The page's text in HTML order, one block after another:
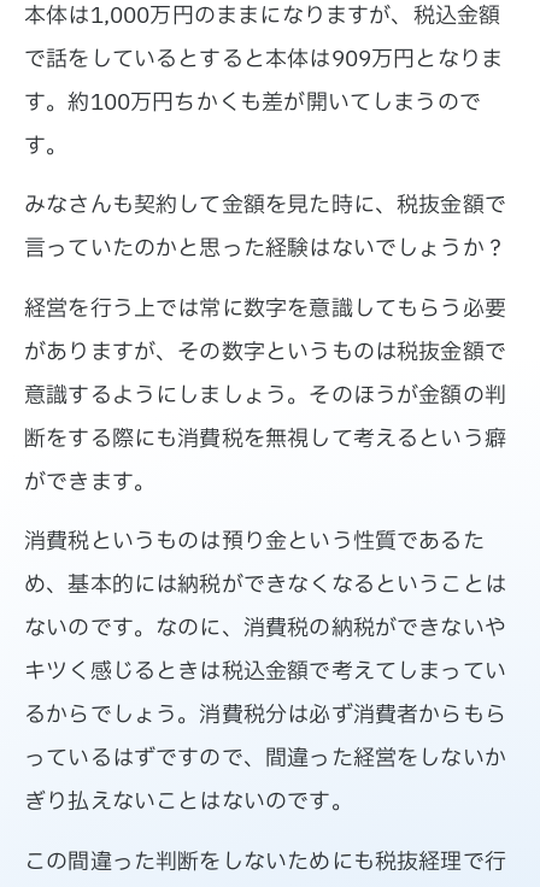
本体は1,000万円のままになりますが、税込金額
で話をしているとすると本体は909万円となりま
す。約100万円ちかくも差が開いてしまうので
す。
みなさんも契約して金額を見た時に、税抜金額で
言っていたのかと思った経験はないでしょうか？
経営を行う上では常に数字を意識してもらう必要
がありますが、その数字というものは税抜金額で
意識するようにしましょう。そのほうが金額の判
断をする際にも消費税を無視して考えるという癖
ができます。
消費税というものは預り金という性質であるた
め、基本的には納税ができなくなるということは
ないのです。なのに、消費税の納税ができないや
キツく感じるときは税込金額で考えてしまってい
るからでしょう。消費税分は必ず消費者からもら
っているはずですので、間違った経営をしないか
ぎり払えないことはないのです。
この間違った判断をしないためにも税抜経理で行